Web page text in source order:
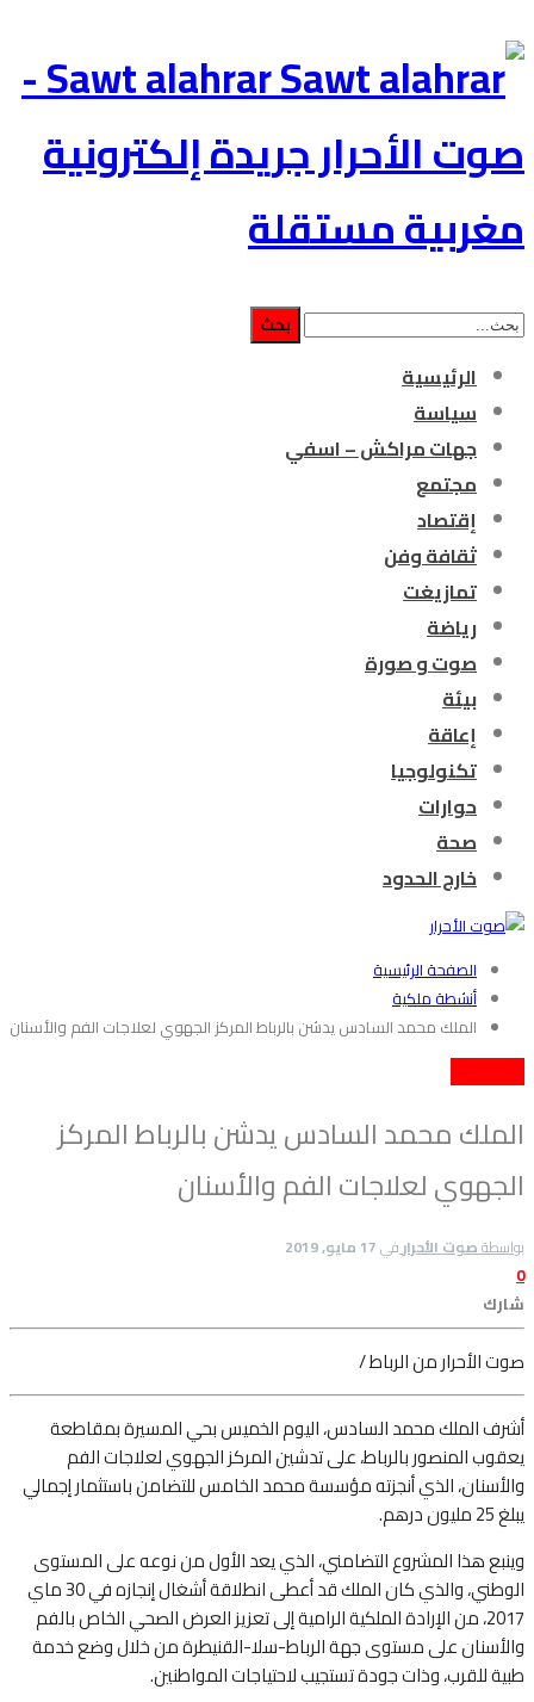
Sawt alahrar -
صوت الأحرار جريدة إلكترونية
مغربية مستقلة
الرئيسية
سياسة
جهات مراكش – اسفي
مجتمع
إقتصاد
ثقافة وفن
تمازيغت
رياضة
صوت و صورة
بيئة
إعاقة
تكنولوجيا
حوارات
صحة
خارج الحدود
الصفحة الرئيسية
أنشطة ملكية
الملك محمد السادس يدشن بالرباط المركز الجهوي لعلاجات الفم والأسنان
الملك محمد السادس يدشن بالرباط المركز
الجهوي لعلاجات الفم والأسنان
بواسطةصوت الأحرارفي17 مايو, 2019
0
شارك
صوت الأحرار من الرباط /
أشرف الملك محمد السادس، اليوم الخميس بحي المسيرة بمقاطعة
يعقوب المنصوربالرباط، على تدشين المركز الجهوي لعلاجات الفم
والأسنان، الذي أنجزته مؤسسة محمد الخامس للتضامن باستثمار إجمالي
يبلغ 25 مليون درهم.
وينبع هذا المشروع التضامني، الذي يعد الأول من نوعه على المستوى
الوطني، والذي كان الملك قد أعطى انطلاقة أشغال إنجازه في 30 ماي
2017، من الإرادة الملكية الرامية إلى تعزيز العرض الصحي الخاص بالفم
والأسنان على مستوى جهة الرباط-سلا-القنيطرة من خلال وضع خدمة
طبية للقرب، وذات جودة تستجيب لاحتياجات المواطنين.